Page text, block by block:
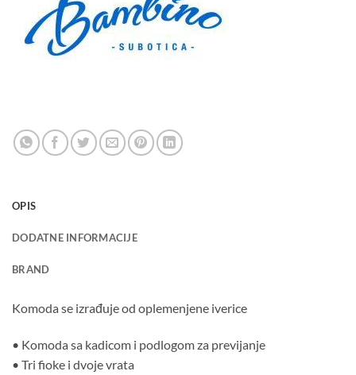
OPIS
DODATNE INFORMACIJE
BRAND
Komoda se izrađuje od oplemenjene iverice
• Komoda sa kadicom i podlogom za previjanje
• Tri fioke i dvoje vrata